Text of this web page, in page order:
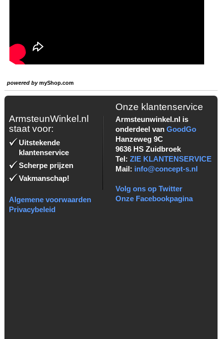
powered bymyShop.com
ArmsteunWinkel.nl
staat voor:
Uitstekende
klantenservice
Scherpe prijzen
Vakmanschap!
Algemene voorwaarden
Privacybeleid
Onze klantenservice
Armsteunwinkel.nl is
onderdeel van GoodGo
Hanzeweg 9C
9636 HS Zuidbroek
Tel: ZIE KLANTENSERVICE
Mail: info@concept-s.nl
Volg ons op Twitter
Onze Facebookpagina